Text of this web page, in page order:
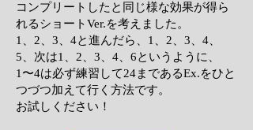
コンプリートしたと同じ様な効果が得ら
れるショートVer.を考えました。
1、2、3、4と進んだら、1、2、3、4、
5、次は1、2、3、4、6というように、
1〜4は必ず練習して24まであるEx.をひと
つづつ加えて行く方法です。
お試しください！